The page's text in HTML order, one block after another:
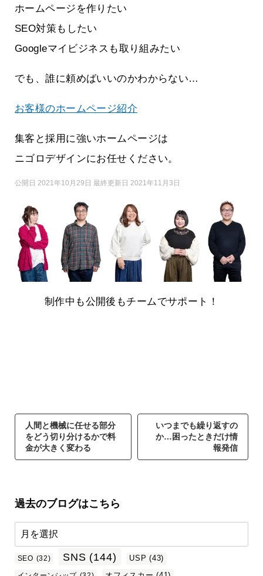
ホームページを作りたい
SEO対策もしたい
Googleマイビジネスも取り組みたい
でも、誰に頼めばいいのかわからない…
お客様のホームページ紹介
集客と採用に強いホームページは
ニゴロデザインにお任せください。
公開日 2021年10月29日 最終更新日 2021年11月3日
制作中も公開後もチームでサポート！
人間と機械に任せる部分
をどう切り分けるかで料
金が大きく変わる
いつまでも繰り返すの
か…困ったときだけ情
報発信
過去のブログはこちら
SEO (32) SNS (144) USP (43)